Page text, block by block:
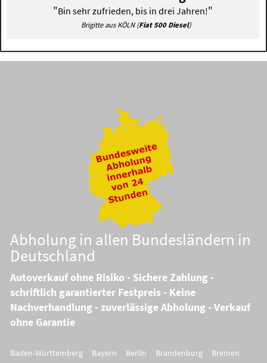
"Bin sehr zufrieden, bis in drei Jahren!"
Brigitte aus KÖLN (Fiat 500 Diesel)
Abholung in allen Bundesländern in
Deutschland
Autoverkauf ohne Risiko - Sichere Zahlung -
schriftlich garantierter Festpreis - Keine
Nachverhandlung - zuverlässige Abholung - Verkauf
ohne Garantie
Baden-Württemberg Bayern Berlin Brandenburg
Bremen